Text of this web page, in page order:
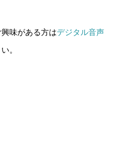
味がある方はデジタル音声
。